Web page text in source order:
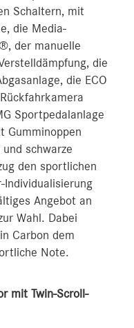
Schaltern, mit
die Media-
der manuelle
die
die ECO
Sportpedalanlage
Gumminoppen
schwarze
den sportlichen
Angebot an
Wahl. Dabei
Carbon dem
Note.
mit Twin-Scroll-